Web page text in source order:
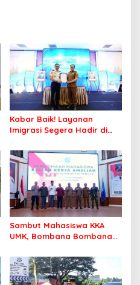
Kabar Baik! Layanan
Imigrasi Segera Hadir di
Perlu Lagi ke Kendari
Sambut Mahasiswa KKA
UMK, Bombana Bombana
Sasaran